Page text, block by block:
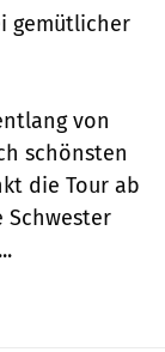
gemütlicher
von
schönsten
die Tour ab
Schwester